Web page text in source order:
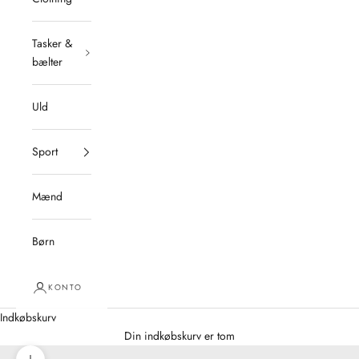
Tasker &
bælter
Uld
Sport
Mænd
Børn
KONTO
Indkøbskurv
Din indkøbskurv er tom